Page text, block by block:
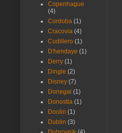
Copenhague
(4)
Cordoba (1)
Cracovia (4)
Cudillero (1)
D'hendaye (1)
Derry (1)
Dingle (2)
Disney (7)
Donegal (1)
Donostia (1)
Doolin (1)
Dublin (3)